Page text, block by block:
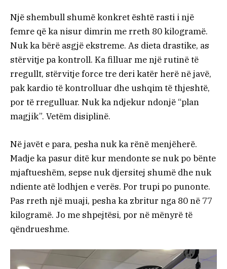
Një shembull shumë konkret është rasti i një
femre që ka nisur dimrin me rreth 80 kilogramë.
Nuk ka bërë asgjë ekstreme. As dieta drastike, as
stërvitje pa kontroll. Ka filluar me një rutinë të
rregullt, stërvitje force tre deri katër herë në javë,
pak kardio të kontrolluar dhe ushqim të thjeshtë,
por të rregulluar. Nuk ka ndjekur ndonjë “plan
magjik”. Vetëm disiplinë.
Në javët e para, pesha nuk ka rënë menjëherë.
Madje ka pasur ditë kur mendonte se nuk po bënte
mjaftueshëm, sepse nuk djersitej shumë dhe nuk
ndiente atë lodhjen e verës. Por trupi po punonte.
Pas rreth një muaji, pesha ka zbritur nga 80 në 77
kilogramë. Jo me shpejtësi, por në mënyrë të
qëndrueshme.